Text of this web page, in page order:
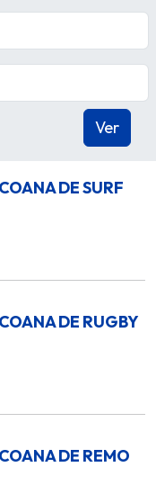
DE SURF
DE RUGBY
DE REMO